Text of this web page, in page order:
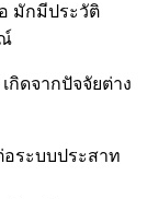
มักมีประวัติ
กิดจากปัจจัยต่าง
ระบบประสาท